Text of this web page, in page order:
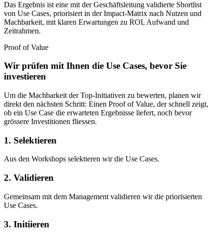
Das Ergebnis ist eine mit der Geschäftsleitung validierte Shortlist
von Use Cases, priorisiert in der Impact-Matrix nach Nutzen und
Machbarkeit, mit klaren Erwartungen zu ROI, Aufwand und
Zeitrahmen.
Proof of Value
Wir prüfen mit Ihnen die Use Cases, bevor Sie
investieren
Um die Machbarkeit der Top-Initiativen zu bewerten, planen wir
direkt den nächsten Schritt: Einen Proof of Value, der schnell zeigt,
ob ein Use Case die erwarteten Ergebnisse liefert, noch bevor
grössere Investitionen fliessen.
1. Selektieren
Aus den Workshops selektieren wir die Use Cases.
2. Validieren
Gemeinsam mit dem Management validieren wir die priorisierten
Use Cases.
3. Initiieren